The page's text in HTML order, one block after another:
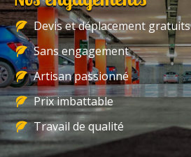
Devis et déplacement gratuits
Sans engagement
Artisan passionné
Prix imbattable
Travail de qualité